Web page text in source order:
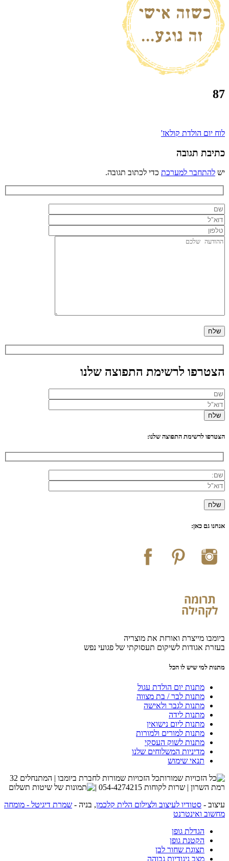
87
ניווט
לוח יום הולדת קולאז'
כתיבת תגובה
יש להתחבר למערכת כדי לכתוב תגובה.
הצטרפו לרשימת התפוצה שלנו
הצטרפו לרשימת התפוצה שלנו:
אנחנו גם כאן:
ביומבו מייצרת ואורזת את מוצריה
בעזרת אגודות לשיקום תעסוקתי של פגועי נפש
מתנות למי שיש לו הכל
מתנות יום הולדת עגול
מתנות לבר / בת מצווה
מתנות לגבר ולאישה
מתנות לידה
מתנות ליום נישואין
מתנות למורים ולמורות
מתנות לשוק העסקי
מדיניות המשלוחים שלנו
תנאי שימוש
כל הזכויות שמורות לחברת ביומבו | המתנחלים 32
רמת השרון | שרות לקוחות 054-4274215 |
עיצוב - סטודיו לעיצוב ולצילום הלית קלכמן, בניה - שמרת דיגיטל - מומחה
מחשוב ואינטרנט
הגדלת גופן
הקטנת גופן
תצוגת שחור לבן
מצב ניגודיות גבוהה